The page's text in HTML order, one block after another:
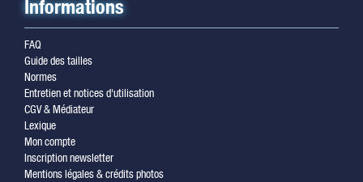
Informations
FAQ
Guide des tailles
Normes
Entretien et notices d'utilisation
CGV & Médiateur
Lexique
Mon compte
Inscription newsletter
Mentions légales & crédits photos